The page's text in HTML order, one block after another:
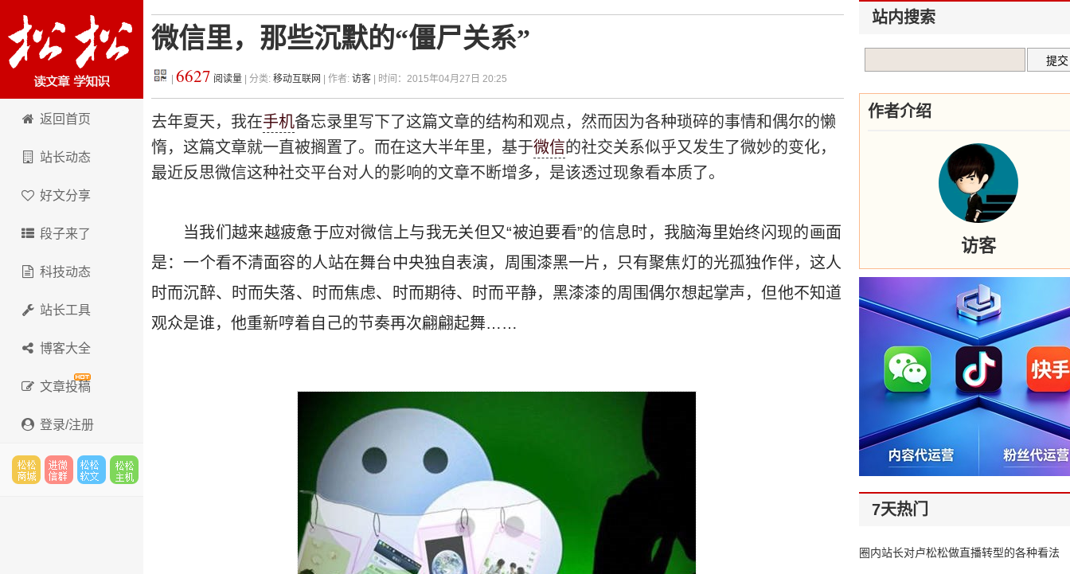
松松科技
返回首页
站长动态
好文分享
段子来了
科技动态
站长工具
博客大全
文章投稿
登录/注册
微信里，那些沉默的“僵尸关系”
6627 阅读量 | 分类: 移动互联网 | 作者: 访客 | 时间：2015年04月27日 20:25
去年夏天，我在手机备忘录里写下了这篇文章的结构和观点，然而因为各种琐碎的事情和偶尔的懒
惰，这篇文章就一直被搁置了。而在这大半年里，基于微信的社交关系似乎又发生了微妙的变化，
最近反思微信这种社交平台对人的影响的文章不断增多，是该透过现象看本质了。
当我们越来越疲惫于应对微信上与我无关但又“被迫要看”的信息时，我脑海里始终闪现的画面
是：一个看不清面容的人站在舞台中央独自表演，周围漆黑一片，只有聚焦灯的光孤独作伴，这人
时而沉醉、时而失落、时而焦虑、时而期待、时而平静，黑漆漆的周围偶尔想起掌声，但他不知道
观众是谁，他重新哼着自己的节奏再次翩翩起舞……
站内搜索
作者介绍
访客
7天热门
圈内站长对卢松松做直播转型的各种看法